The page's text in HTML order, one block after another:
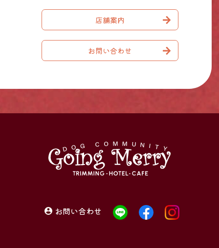
店舗案内
お問い合わせ
お問い合わせ